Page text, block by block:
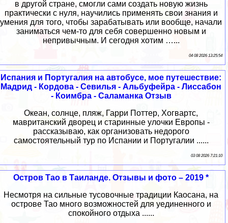
в другой стране, смогли сами создать новую жизнь
практически с нуля, научились применять свои знания и
умения для того, чтобы зарабатывать или вообще, начали
заниматься чем-то для себя совершенно новым и
непривычным. И сегодня хотим …...
04 08 2026 13:25:54
Испания и Португалия на автобусе, мое путешествие:
Мадрид - Кордова - Севилья - Альбуфейра - Лиссабон
- Коимбра - Саламанка Отзыв
Океан, солнце, пляж, Гарри Поттер, Хогвартс,
мавританский дворец и старинные улочки Европы -
рассказываю, как организовать недорого
самостоятельный тур по Испании и Португалии ......
03 08 2026 7:21:10
Остров Тао в Таиланде. Отзывы и фото – 2019 *
Несмотря на сильные тусовочные традиции Каосана, на
острове Тао много возможностей для уединенного и
спокойного отдыха ......